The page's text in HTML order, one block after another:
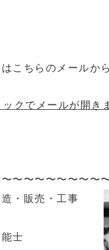
こちらのメールか
でメールが開きま
〜〜〜〜〜〜〜〜
・販売・工事
士